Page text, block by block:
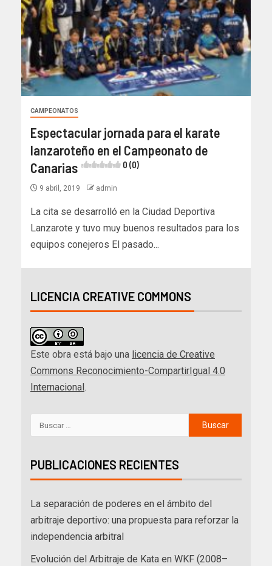
CAMPEONATOS
Espectacular jornada para el karate
lanzaroteño en el Campeonato de
Canarias
0 (0)
9 abril, 2019 admin
La cita se desarrolló en la Ciudad Deportiva
Lanzarote y tuvo muy buenos resultados para los
equipos conejeros El pasado...
LICENCIA CREATIVE COMMONS
Este obra está bajo una licencia de Creative
Commons Reconocimiento-CompartirIgual 4.0
Internacional .
PUBLICACIONES RECIENTES
La separación de poderes en el ámbito del
arbitraje deportivo: una propuesta para reforzar la
independencia arbitral
Evolución del Arbitraje de Kata en WKF (2008–